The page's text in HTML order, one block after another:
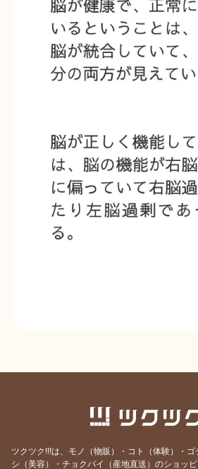
ツクツク!!!は、モノ（物販）・コト（体験）・
シ（美容）・チョクバイ（産地直送）のショッピ